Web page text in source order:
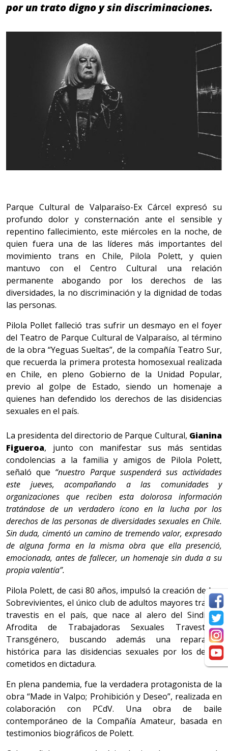
por un trato digno y sin discriminaciones.
Parque Cultural de Valparaíso-Ex Cárcel expresó su
profundo dolor y consternación ante el sensible y
repentino fallecimiento, este miércoles en la noche, de
quien fuera una de las líderes más importantes del
movimiento trans en Chile, Pilola Polett, y quien
mantuvo con el Centro Cultural una relación
permanente abogando por los derechos de las
diversidades, la no discriminación y la dignidad de todas
las personas.
Pilola Pollet falleció tras sufrir un desmayo en el foyer
del Teatro de Parque Cultural de Valparaíso, al término
de la obra “Yeguas Sueltas”, de la compañía Teatro Sur,
que recuerda la primera protesta homosexual realizada
en Chile, en pleno Gobierno de la Unidad Popular,
previo al golpe de Estado, siendo un homenaje a
quienes han defendido los derechos de las disidencias
sexuales en el país.
La presidenta del directorio de Parque Cultural, Gianina
Figueroa, junto con manifestar sus más sentidas
condolencias a la familia y amigos de Pilola Polett,
señaló que “nuestro Parque suspenderá sus actividades
este jueves, acompañando a las comunidades y
organizaciones que reciben esta dolorosa información
tratándose de un verdadero ícono en la lucha por los
derechos de las personas de diversidades sexuales en Chile.
Sin duda, cimentó un camino de tremendo valor, expresado
de alguna forma en la misma obra que ella presenció,
emocionada, antes de fallecer, un homenaje sin duda a su
propia valentía”.
Pilola Polett, de casi 80 años, impulsó la creación de Las
Sobrevivientes, el único club de adultos mayores trans y
travestis en el país, que nace al alero del Sindicato
Afrodita de Trabajadoras Sexuales Travesti y
Transgénero, buscando además una reparación
histórica para las disidencias sexuales por los delitos
cometidos en dictadura.
En plena pandemia, fue la verdadera protagonista de la
obra “Made in Valpo; Prohibición y Deseo”, realizada en
colaboración con PCdV. Una obra de baile
contemporáneo de la Compañía Amateur, basada en
testimonios biográficos de Polett.